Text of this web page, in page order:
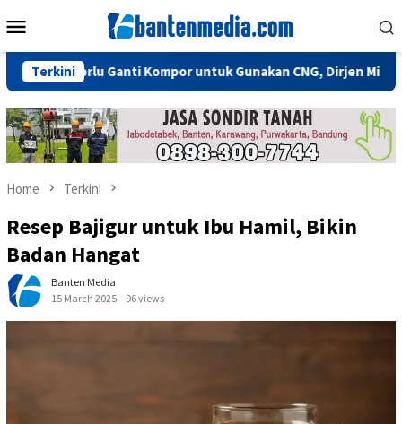
to
Menu
Terkini
Perlu Ganti Kompor untuk Gunakan CNG, Dirjen Migas:
Home Terkini
Resep Bajigur untuk Ibu Hamil, Bikin
Badan Hangat
Banten Media
15 March 2025
96 views